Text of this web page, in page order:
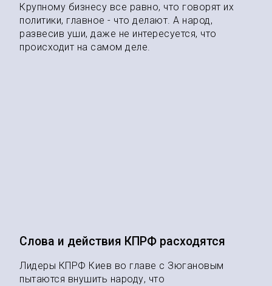
Крупному бизнесу все равно, что говорят их
политики, главное - что делают. А народ,
развесив уши, даже не интересуется, что
происходит на самом деле.
Слова и действия КПРФ расходятся
Лидеры КПРФ Киев во главе с Зюгановым
пытаются внушить народу, что